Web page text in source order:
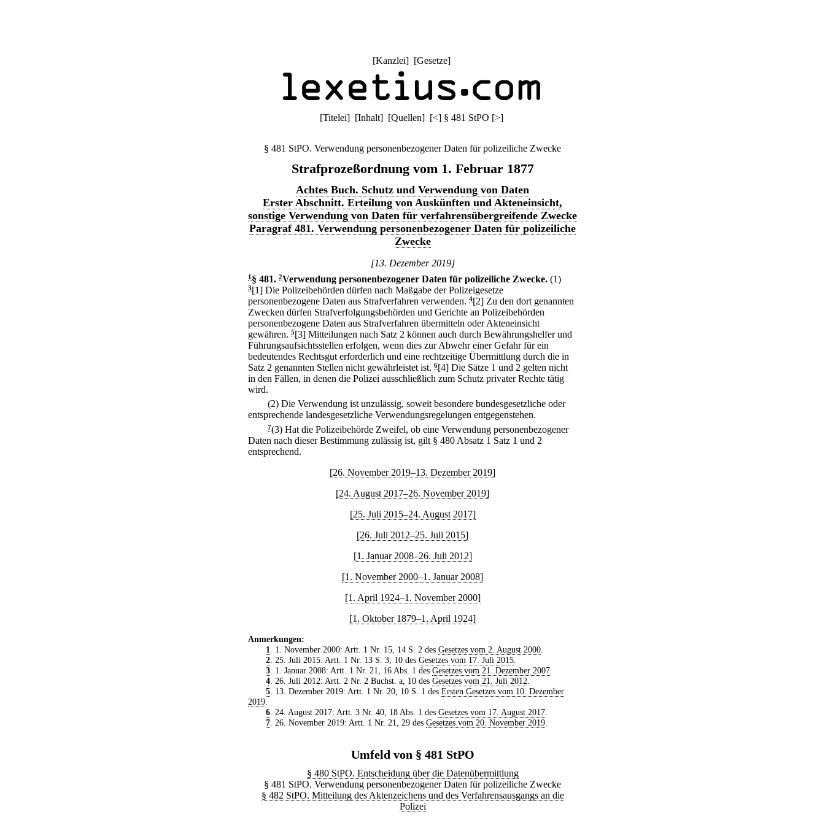
[Kanzlei] [Gesetze]
[Titelei] [Inhalt] [Quellen] [<] § 481 StPO [>]
§ 481 StPO. Verwendung personenbezogener Daten für polizeiliche Zwecke
Strafprozeßordnung vom 1. Februar 1877
Achtes Buch. Schutz und Verwendung von Daten
Erster Abschnitt. Erteilung von Auskünften und Akteneinsicht,
sonstige Verwendung von Daten für verfahrensübergreifende Zwecke
Paragraf 481. Verwendung personenbezogener Daten für polizeiliche
Zwecke
[13. Dezember 2019]
1 § 481. 2Verwendung personenbezogener Daten für polizeiliche Zwecke. (1)
3[1] Die Polizeibehörden dürfen nach Maßgabe der Polizeigesetze
personenbezogene Daten aus Strafverfahren verwenden. 4[2] Zu den dort genannten
Zwecken dürfen Strafverfolgungsbehörden und Gerichte an Polizeibehörden
personenbezogene Daten aus Strafverfahren übermitteln oder Akteneinsicht
gewähren. 5[3] Mitteilungen nach Satz 2 können auch durch Bewährungshelfer und
Führungsaufsichtsstellen erfolgen, wenn dies zur Abwehr einer Gefahr für ein
bedeutendes Rechtsgut erforderlich und eine rechtzeitige Übermittlung durch die in
Satz 2 genannten Stellen nicht gewährleistet ist. 6[4] Die Sätze 1 und 2 gelten nicht
in den Fällen, in denen die Polizei ausschließlich zum Schutz privater Rechte tätig
wird.
(2) Die Verwendung ist unzulässig, soweit besondere bundesgesetzliche oder
entsprechende landesgesetzliche Verwendungsregelungen entgegenstehen.
7(3) Hat die Polizeibehörde Zweifel, ob eine Verwendung personenbezogener
Daten nach dieser Bestimmung zulässig ist, gilt § 480 Absatz 1 Satz 1 und 2
entsprechend.
[26. November 2019–13. Dezember 2019]
[24. August 2017–26. November 2019]
[25. Juli 2015–24. August 2017]
[26. Juli 2012–25. Juli 2015]
[1. Januar 2008–26. Juli 2012]
[1. November 2000–1. Januar 2008]
[1. April 1924–1. November 2000]
[1. Oktober 1879–1. April 1924]
Anmerkungen:
1
. 1. November 2000: Artt. 1 Nr. 15, 14 S. 2 des Gesetzes vom 2. August 2000.
2. 25. Juli 2015: Artt. 1 Nr. 13 S. 3, 10 des Gesetzes vom 17. Juli 2015.
3. 1. Januar 2008: Artt. 1 Nr. 21, 16 Abs. 1 des Gesetzes vom 21. Dezember 2007.
4. 26. Juli 2012: Artt. 2 Nr. 2 Buchst. a, 10 des Gesetzes vom 21. Juli 2012
5. 13. Dezember 2019: Artt. 1 Nr. 20, 10 S. 1 des Ersten Gesetzes vom 10. Dezember
2019
6. 24. August 2017: Artt. 3 Nr. 40, 18 Abs. 1 des Gesetzes vom 17. August 2017.
7. 26. November 2019: Artt. 1 Nr. 21, 29 des Gesetzes vom 20. November 2019.
Umfeld von § 481 StPO
§ 480 StPO. Entscheidung über die Datenübermittlung
§ 481 StPO. Verwendung personenbezogener Daten für polizeiliche Zwecke
§ 482 StPO. Mitteilung des Aktenzeichens und des Verfahrensausgangs an die
Polizei